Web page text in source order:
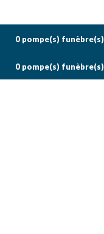
0 pompe(s) funèbre(s)
0 pompe(s) funèbre(s)